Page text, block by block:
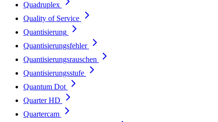
Quadruplex
Quality of Service
Quantisierung
Quantisierungsfehler
Quantisierungsrauschen
Quantisierungsstufe
Quantum Dot
Quarter HD
Quartercam